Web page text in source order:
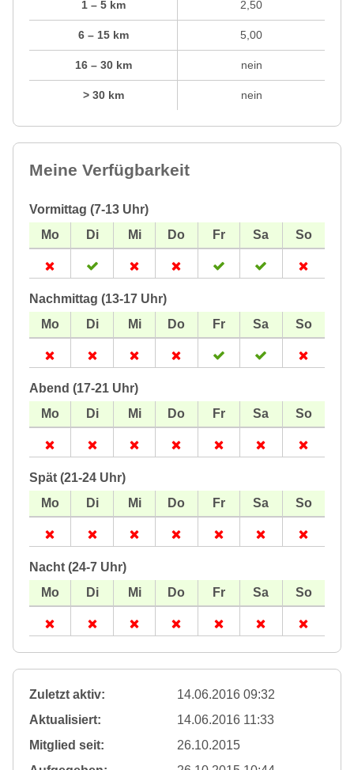
1 – 5 km
6 – 15 km
16 – 30 km
> 30 km
2,50
5,00
nein
nein
Meine Verfügbarkeit
Vormittag (7-13 Uhr)
Nachmittag (13-17 Uhr)
Abend (17-21 Uhr)
Spät (21-24 Uhr)
Nacht (24-7 Uhr)
Zuletzt aktiv:
14.06.2016 09:32
Aktualisiert:
14.06.2016 11:33
Mitglied seit:
26.10.2015